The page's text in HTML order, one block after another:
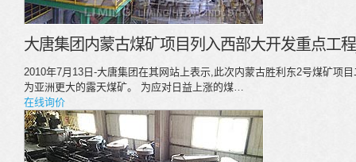
大唐集团内蒙古煤矿项目列入西部大开发重点工
2010年7月13日-大唐集团在其网站上表示,此次内蒙古胜利东2号煤矿项
为亚洲更大的露天煤矿。 为应对日益上涨的煤…
在线询价